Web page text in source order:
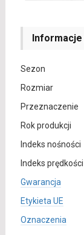
Informacje
Sezon
Rozmiar
Przeznaczenie
Rok produkcji
Indeks nośności
Indeks prędkości
Gwarancja
Etykieta UE
Oznaczenia